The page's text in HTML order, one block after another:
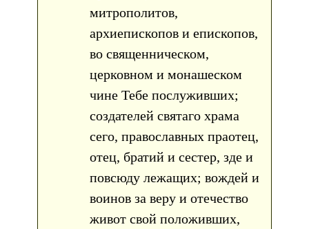
митрополитов,
архиепископов и епископов,
во священническом,
церковном и монашеском
чине Тебе послуживших;
создателей святаго храма
сего, православных праотец,
отец, братий и сестер, зде и
повсюду лежащих; вождей и
воинов за веру и отечество
живот свой положивших,